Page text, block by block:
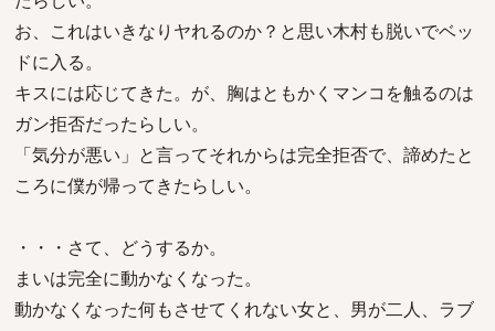
お、これはいきなりヤれるのか？と思い木村も脱いでベッ
ドに入る。
キスには応じてきた。が、胸はともかくマンコを触るのは
ガン拒否だったらしい。
「気分が悪い」と言ってそれからは完全拒否で、諦めたと
ころに僕が帰ってきたらしい。
・・・さて、どうするか。
まいは完全に動かなくなった。
動かなくなった何もさせてくれない女と、男が二人、ラブ